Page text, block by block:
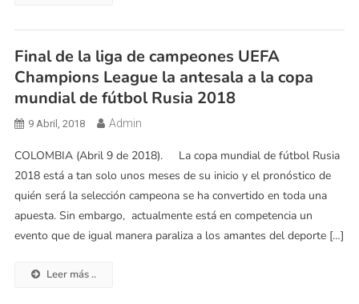
Final de la liga de campeones UEFA
Champions League la antesala a la copa
mundial de fútbol Rusia 2018
9 Abril, 2018 Admin
COLOMBIA (Abril 9 de 2018). La copa mundial de fútbol Rusia
2018 está a tan solo unos meses de su inicio y el pronóstico de
quién será la selección campeona se ha convertido en toda una
apuesta. Sin embargo, actualmente está en competencia un
evento que de igual manera paraliza a los amantes del deporte […]
Leer más ..